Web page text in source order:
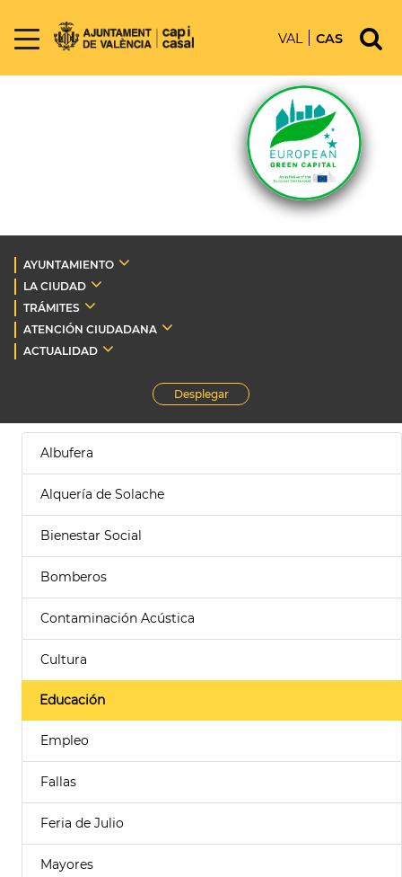
VAL CAS
AYUNTAMIENTO
LA CIUDAD
TRÁMITES
ATENCIÓN CIUDADANA
ACTUALIDAD
Desplegar
Albufera
Alquería de Solache
Bienestar Social
Bomberos
Contaminación Acústica
Cultura
Educación
Empleo
Fallas
Feria de Julio
Mayores